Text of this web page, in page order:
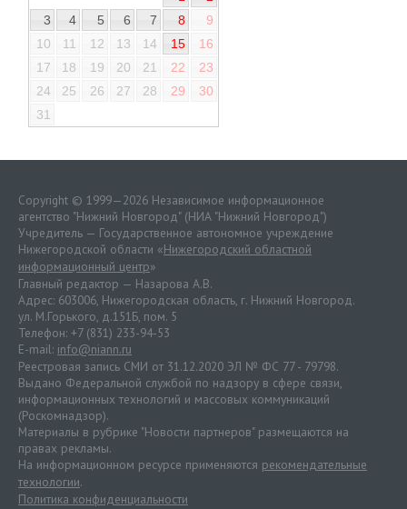
3
4 5 6 7 8
9
10
11 12 13 14 15
16
17
18 19 20 21 22
23
24
25 26 27 28 29
30
31
Copyright © 1999—2026 Независимое информационное
агентство "Нижний Новгород" (НИА "Нижний Новгород")
Учредитель — Государственное автономное учреждение
Нижегородской области «Нижегородский областной
информационный центр»
Главный редактор — Назарова А.В.
Адрес: 603006, Нижегородская область, г. Нижний Новгород.
ул. М.Горького, д.151Б, пом. 5
Телефон: +7 (831) 233-94-53
E-mail: info@niann.ru
Реестровая запись СМИ от 31.12.2020 ЭЛ № ФС 77 - 79798.
Выдано Федеральной службой по надзору в сфере связи,
информационных технологий и массовых коммуникаций
(Роскомнадзор).
Материалы в рубрике "Новости партнеров" размещаются на
правах рекламы.
На информационном ресурсе применяются рекомендательные
технологии.
Политика конфиденциальности